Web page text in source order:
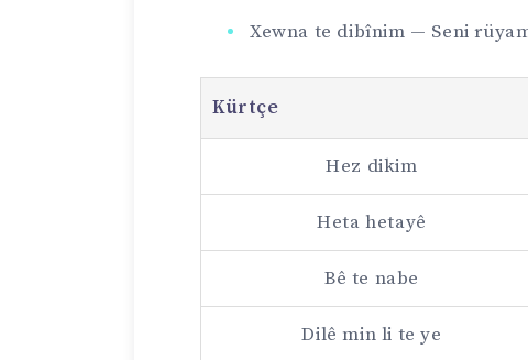
Xewna te dibînim — Seni
Kürtçe
Hez dikim
Heta hetayê
Bê te nabe
Dilê min li te ye